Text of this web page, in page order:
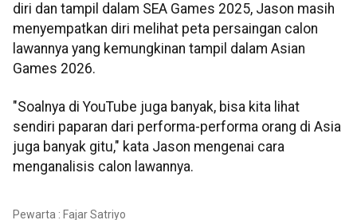
diri dan tampil dalam SEA Games 2025, Jason masih
menyempatkan diri melihat peta persaingan calon
lawannya yang kemungkinan tampil dalam Asian
Games 2026.
"Soalnya di YouTube juga banyak, bisa kita lihat
sendiri paparan dari performa-performa orang di Asia
juga banyak gitu," kata Jason mengenai cara
menganalisis calon lawannya.
Pewarta : Fajar Satriyo